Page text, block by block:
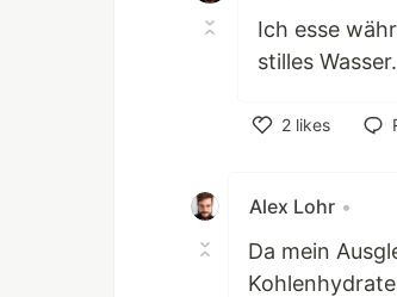
Ich esse
stilles
2 likes
Alex Lohr •
Da mein